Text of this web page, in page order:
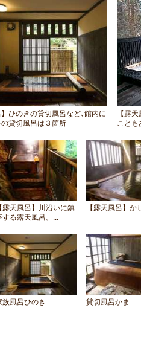
】ひのきの貸切風呂など､館内に
貸切風呂は３箇所
【露
ことも
【露天風呂】川沿いに鎮
する露天風呂。...
【露天風呂】か
族風呂ひのき 貸切風呂かま